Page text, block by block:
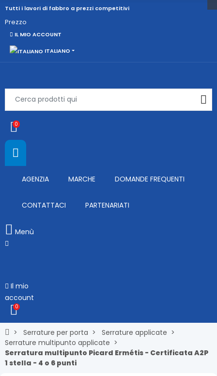
Tutti i lavori di fabbro a prezzi competitivi
Prezzo
IL MIO ACCOUNT
ITALIANO
0
AGENZIA MARCHE DOMANDE FREQUENTI
CONTATTACI PARTENARIATI
Menù
Il mio
account
0
Serrature per porta
Serrature applicate
Serrature multipunto applicate
Serratura multipunto Picard Ermétis - Certificata A2P
1 stella - 4 o 6 punti